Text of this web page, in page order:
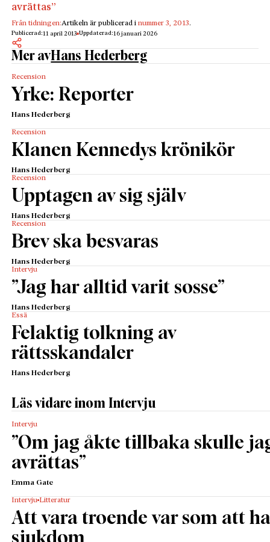
avrättas”­
Från tidningen:Artikeln är publicerad inummer 3, 2013.
Publicerad:11 april 2013 Uppdaterad:16 januari 2026
Mer avHans Hederberg
Recension
Yrke: Reporter
Hans Hederberg
Recension
Klanen Kennedys krönikör
Hans Hederberg
Recension
Upptagen av sig själv
Hans Hederberg
Recension
Brev ska besvaras
Hans Hederberg
Intervju
”Jag har alltid varit sosse”
Hans Hederberg
Essä
Felaktig tolkning av
rättsskandaler
Hans Hederberg
Läs vidare inom Intervju
Intervju
”­Om jag åkte tillbaka skulle
avrättas”­
Emma Gate
Intervju Litteratur
Att vara troende var som att